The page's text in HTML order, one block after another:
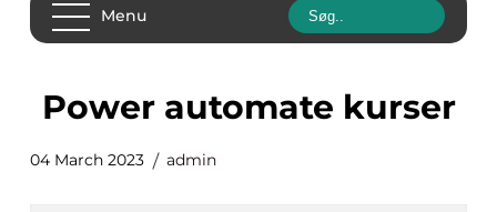
Menu
power automate kurser
04 March 2023 admin